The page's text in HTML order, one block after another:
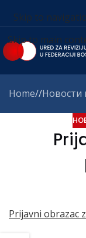
Skip to
Skip to main
Home/ Новости
Prijavni obrazac